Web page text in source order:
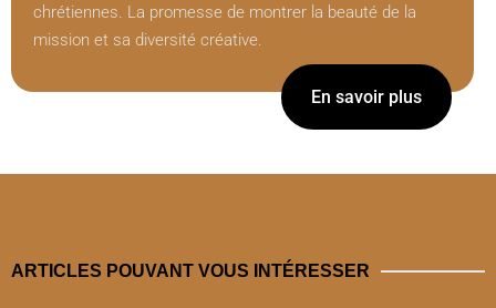
chrétiennes. La promesse de montrer la beauté de la
mission et sa diversité créative.
En savoir plus
ARTICLES POUVANT VOUS INTÉRESSER